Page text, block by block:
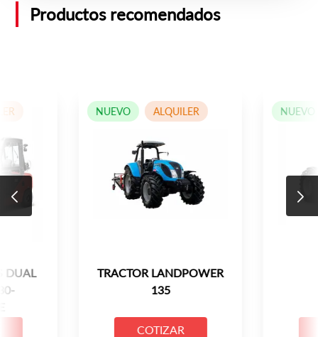
Productos recomendados
DUAL
TRACTOR LANDPOWER
135
COTIZAR
NUEVO ALQUILER NUEVO